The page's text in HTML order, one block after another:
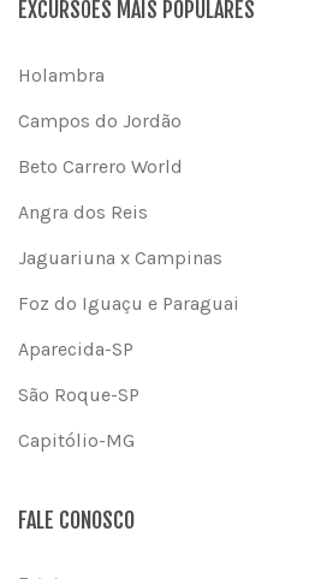
EXCURSÕES MAIS POPULARES
Holambra
Campos do Jordão
Beto Carrero World
Angra dos Reis
Jaguariuna x Campinas
Foz do Iguaçu e Paraguai
Aparecida-SP
São Roque-SP
Capitólio-MG
FALE CONOSCO